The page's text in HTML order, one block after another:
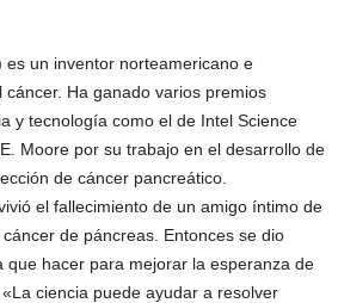
es un inventor norteamericano e
Ha ganado varios premios
y tecnología como el de Intel Science
Moore por su trabajo en el desarrollo de
de cáncer pancreático.
el fallecimiento de un amigo íntimo de
de páncreas. Entonces se dio
que hacer para mejorar la esperanza de
ciencia puede ayudar a resolver